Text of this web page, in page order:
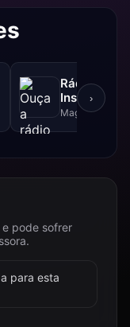
Rádio
Brasil
Magé, RJ
›
pode sofrer
para esta